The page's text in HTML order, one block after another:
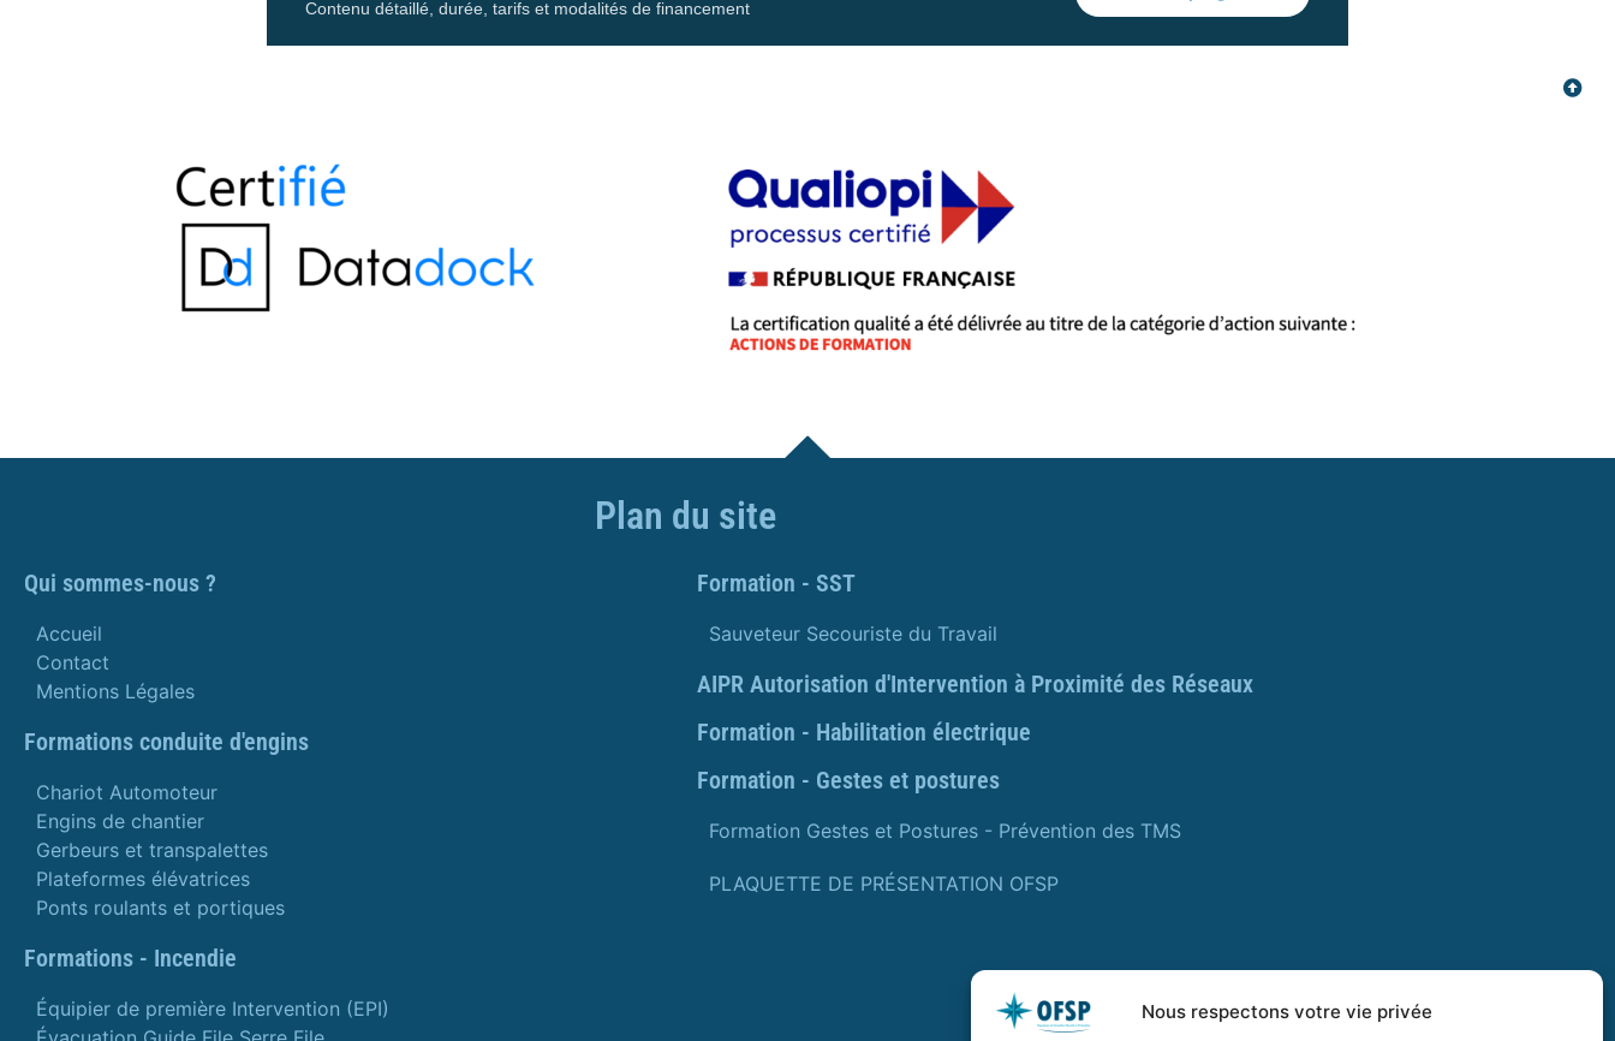
Nous respectons votre vie privée
Contenu détaillé, durée, tarifs et modalités de financement
Plan du site
Qui sommes-nous ?
Accueil
Contact
Mentions Légales
Formations conduite d'engins
Chariot Automoteur
Engins de chantier
Gerbeurs et transpalettes
Plateformes élévatrices
Ponts roulants et portiques
Formations - Incendie
Équipier de première Intervention (EPI)
Formation - SST
Sauveteur Secouriste du Travail
AIPR Autorisation d'Intervention à Proximité des Réseaux
Formation - Habilitation électrique
Formation - Gestes et postures
Formation Gestes et Postures - Prévention des TMS
PLAQUETTE DE PRÉSENTATION OFSP